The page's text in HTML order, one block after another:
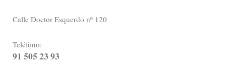
Calle Doctor Esquerdo nº 120
Teléfono:
91 505 23 93